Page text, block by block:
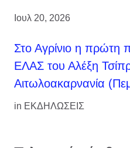
Ιουλ 20, 2026
Στο Αγρίνιο η πρώτη
ΕΛΑΣ του Αλέξη
Αιτωλοακαρνανία
in ΕΚΔΗΛΩΣΕΙΣ